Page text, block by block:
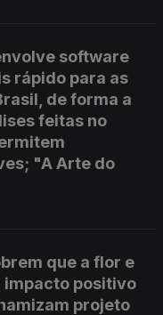
software
rápido para as
de forma a
feitas no
"A Arte do
que a flor e
impacto positivo
projeto